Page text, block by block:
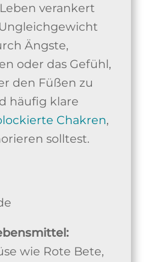
verankert
Ängste,
oder das Gefühl,
den Füßen zu
häufig klare
Chakren,
solltest.
wie Rote Bete,